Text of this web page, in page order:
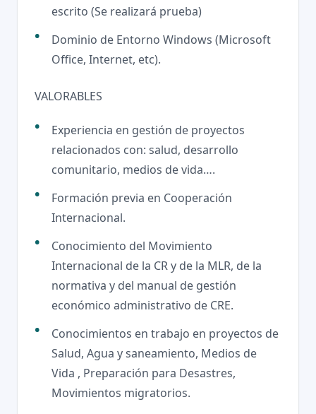
escrito (Se realizará prueba)
Dominio de Entorno Windows (Microsoft
Office, Internet, etc).
VALORABLES
Experiencia en gestión de proyectos
relacionados con: salud, desarrollo
comunitario, medios de vida….
Formación previa en Cooperación
Internacional.
Conocimiento del Movimiento
Internacional de la CR y de la MLR, de la
normativa y del manual de gestión
económico administrativo de CRE.
Conocimientos en trabajo en proyectos de
Salud, Agua y saneamiento, Medios de
Vida , Preparación para Desastres,
Movimientos migratorios.